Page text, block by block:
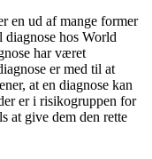
en ud af mange former
hos World
har været
er med til at
at en diagnose kan
er i risikogruppen for
at give dem den rette